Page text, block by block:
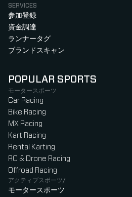
SERVICES
参加登録
資金調達
ランナータグ
ブランドスキャン
POPULAR SPORTS
モータースポーツ
Car Racing
Bike Racing
MX Racing
Kart Racing
Rental Karting
RC & Drone Racing
Offroad Racing
アクティブスポーツ/
モータースポーツ